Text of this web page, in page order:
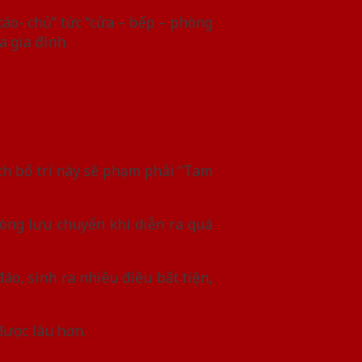
chủ” tức “cửa – bếp – phòng
gia đình.
bố trí này sẽ phạm phải “Tam
lưu chuyển khí diễn ra quá
sinh ra nhiều điều bất tiện,
lâu hơn.